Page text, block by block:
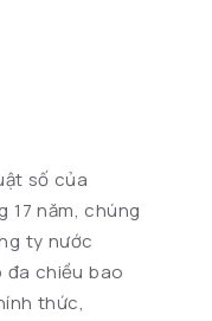
số của
17 năm, chúng
ty nước
đa chiều bao
thức,